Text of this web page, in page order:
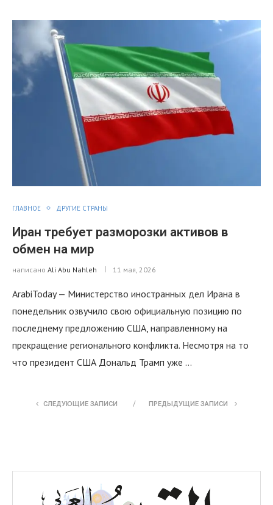
ГЛАВНОЕ ДРУГИЕ СТРАНЫ
Иран требует разморозки активов в
обмен на мир
написано Ali Abu Nahleh 11 мая, 2026
ArabiToday — Министерство иностранных дел Ирана в
понедельник озвучило свою официальную позицию по
последнему предложению США, направленному на
прекращение регионального конфликта. Несмотря на то
что президент США Дональд Трамп уже …
СЛЕДУЮЩИЕ ЗАПИСИ ПРЕДЫДУЩИЕ ЗАПИСИ